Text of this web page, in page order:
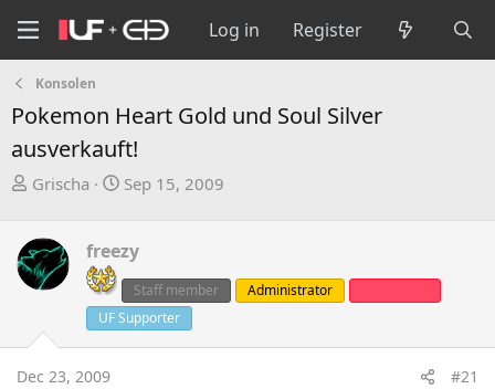
Log in Register
Konsolen
Pokemon Heart Gold und Soul Silver
ausverkauft!
T
e
a
t
a
Grischa
S
r
t
d
a
t
Sep 15, 2009
freezy
Staff member Administrator
UF Supporter
Dec 23, 2009 #21